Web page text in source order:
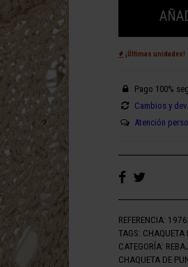
¡Últimas unidades!
Pago 100%
Cambios y
Atención
REFERENCIA:
TAGS: CHAQUETA
CATEGORÍA:
CHAQUETA DE